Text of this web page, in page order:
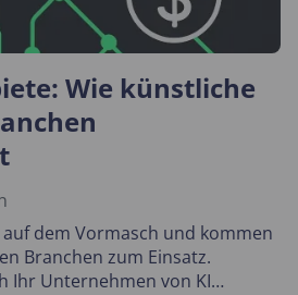
Wie künstliche
dem Vormasch und kommen
Branchen zum Einsatz.
Ihr Unternehmen von KI